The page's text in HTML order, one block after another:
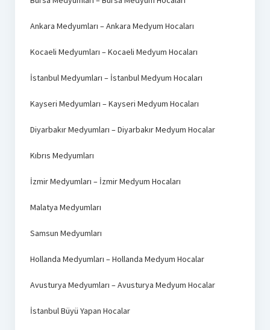
Ankara Medyumları – Ankara Medyum Hocaları
Kocaeli Medyumları – Kocaeli Medyum Hocaları
İstanbul Medyumları – İstanbul Medyum Hocaları
Kayseri Medyumları – Kayseri Medyum Hocaları
Diyarbakır Medyumları – Diyarbakır Medyum Hocalar
Kıbrıs Medyumları
İzmir Medyumları – İzmir Medyum Hocaları
Malatya Medyumları
Samsun Medyumları
Hollanda Medyumları – Hollanda Medyum Hocalar
Avusturya Medyumları – Avusturya Medyum Hocalar
İstanbul Büyü Yapan Hocalar